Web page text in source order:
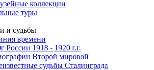
коллекции
туры
и судьбы
времени
России 1918 - 1920 г.г.
Второй мировой
судьбы Сталинграда